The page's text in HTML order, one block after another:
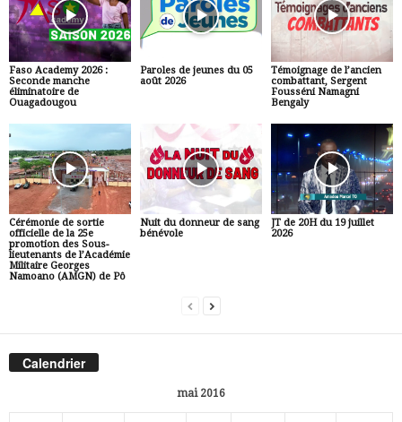
Faso Academy 2026 :
Seconde manche
éliminatoire de
Ouagadougou
Paroles de jeunes du 05
août 2026
Témoignage de l’ancien
combattant, Sergent
Fousséni Namagni
Bengaly
Cérémonie de sortie
officielle de la 25e
promotion des Sous-
lieutenants de l’Académie
Militaire Georges
Namoano (AMGN) de Pô
Nuit du donneur de sang
bénévole
JT de 20H du 19 juillet
2026
Calendrier
mai 2016